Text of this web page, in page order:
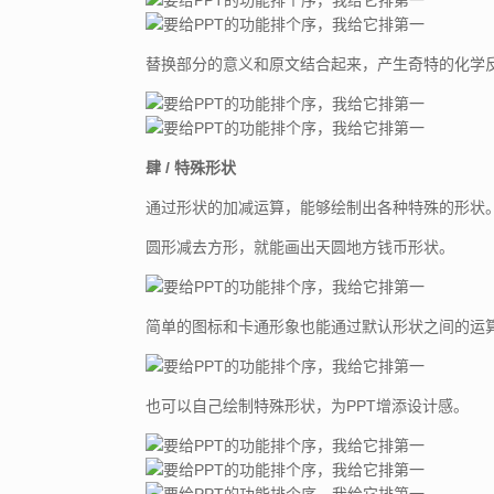
替换部分的意义和原文结合起来，产生奇特的化学
肆 / 特殊形状
通过形状的加减运算，能够绘制出各种特殊的形状。
圆形减去方形，就能画出天圆地方钱币形状。
简单的图标和卡通形象也能通过默认形状之间的运
也可以自己绘制特殊形状，为PPT增添设计感。